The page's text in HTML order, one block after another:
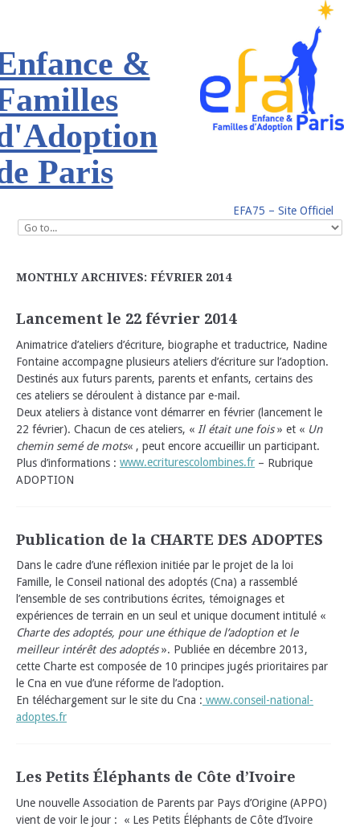
&
Paris
EFA75 – Site Officiel
MONTHLY ARCHIVES: FÉVRIER 2014
Lancement le 22 février 2014
Animatrice d’ateliers d’écriture, biographe et traductrice, Nadine
Fontaine accompagne plusieurs ateliers d’écriture sur l’adoption.
Destinés aux futurs parents, parents et enfants, certains des
ces ateliers se déroulent à distance par e-mail.
Deux ateliers à distance vont démarrer en février (lancement le
22 février). Chacun de ces ateliers, « Il était une fois» et « Un
chemin semé de mots« , peut encore accueillir un participant.
Plus d’informations : www.ecriturescolombines.fr – Rubrique
ADOPTION
Publication de la CHARTE DES ADOPTES
Dans le cadre d’une réflexion initiée par le projet de la loi
Famille, le Conseil national des adoptés (Cna) a rassemblé
l’ensemble de ses contributions écrites, témoignages et
expériences de terrain en un seul et unique document intitulé «
Charte des adoptés, pour une éthique de l’adoption et le
meilleur intérêt des adoptés». Publiée en décembre 2013,
cette Charte est composée de 10 principes jugés prioritaires par
le Cna en vue d’une réforme de l’adoption.
En téléchargement sur le site du Cna : www.conseil-national-
adoptes.fr
Les Petits Éléphants de Côte d’Ivoire
Une nouvelle Association de Parents par Pays d’Origine (APPO)
vient de voir le jour : « Les Petits Éléphants de Côte d’Ivoire